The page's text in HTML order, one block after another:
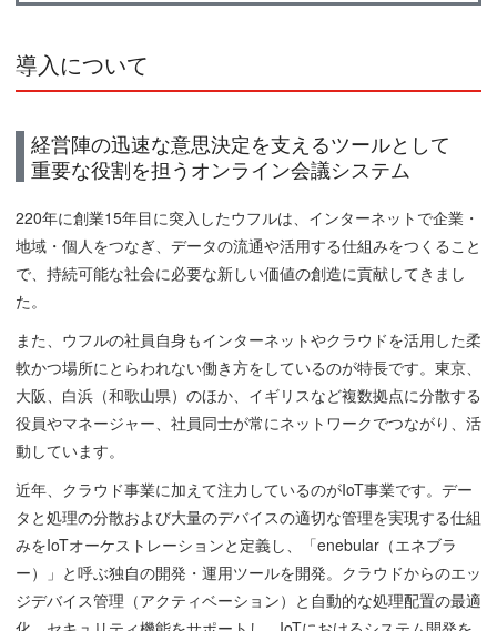
導入について
経営陣の迅速な意思決定を支えるツールとして
重要な役割を担うオンライン会議システム
220年に創業15年目に突入したウフルは、インターネットで企業・
地域・個人をつなぎ、データの流通や活用する仕組みをつくること
で、持続可能な社会に必要な新しい価値の創造に貢献してきまし
た。
また、ウフルの社員自身もインターネットやクラウドを活用した柔
軟かつ場所にとらわれない働き方をしているのが特長です。東京、
大阪、白浜（和歌山県）のほか、イギリスなど複数拠点に分散する
役員やマネージャー、社員同士が常にネットワークでつながり、活
動しています。
近年、クラウド事業に加えて注力しているのがIoT事業です。デー
タと処理の分散および大量のデバイスの適切な管理を実現する仕組
みをIoTオーケストレーションと定義し、「enebular（エネブラ
ー）」と呼ぶ独自の開発・運用ツールを開発。クラウドからのエッ
ジデバイス管理（アクティベーション）と自動的な処理配置の最適